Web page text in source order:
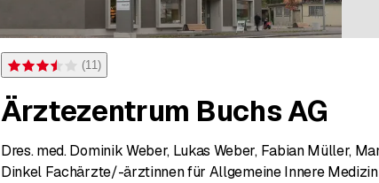
Bewertung 3,5 von 5 Sternen bei 11 Bewertungen
(11)
Ärztezentrum Buchs AG
Dres. med. Dominik Weber, Lukas Weber, Fabian Müller,
Dinkel Fachärzte/-ärztinnen für Allgemeine Innere Medizin